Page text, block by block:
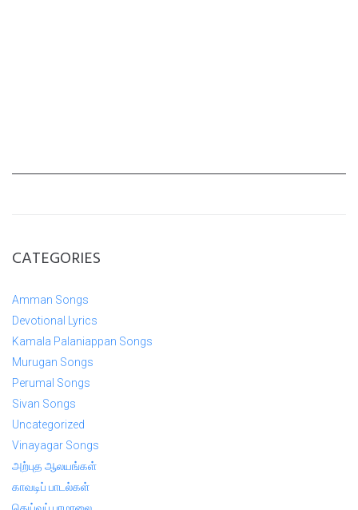
CATEGORIES
Amman Songs
Devotional Lyrics
Kamala Palaniappan Songs
Murugan Songs
Perumal Songs
Sivan Songs
Uncategorized
Vinayagar Songs
அற்புத ஆலயங்கள்
காவடிப் பாடல்கள்